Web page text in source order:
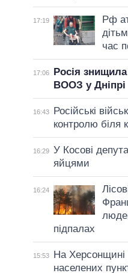
17:19
Рф
час
17:06
Росія
ВООЗ у Дніпрі
16:43
Російські
контролю біля
16:29 У Косові
яйцями
16:24
підпалах
15:53
На Херсонщині
населених